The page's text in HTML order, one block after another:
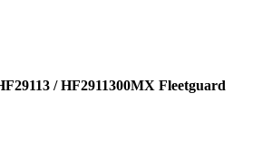
/ HF2911300MX Fleetguard